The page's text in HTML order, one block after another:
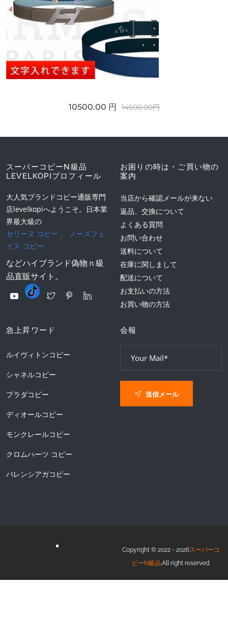
10500.00 円 14500.00円
スーパーコピーN級品
LEVELKOPIプロフィール
大人気ブランドコピー通販専門
店levelkopiへようこそ。日本業
界最大級の
セリーヌ コピー 、
ノースフェ
イス コピー
などハイブランド偽物ｎ級
品直販サイト。
お困りの時は・ご買い物の
案内
当店から確認メールが来ない
返品、交換について
よくある質問
お問い合わせ
送料について
在庫に関しまして
配送について
お支払いの方法
お買い物の方法
急上昇ワード
ルイヴィトンコピー
シャネルコピー
プラダコピー
ディオールコピー
モンクレールコピー
クロムハーツ コピー
バレンシアガコピー
会報
送信メール
Copyright © 2022 - 2026スーパーコ
ピーN級品.All right reserved.